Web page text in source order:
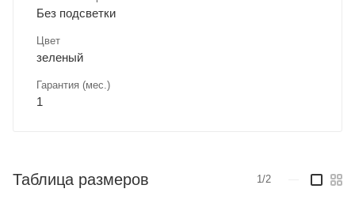
Без подсветки
Цвет
зеленый
Гарантия (мес.)
1
Таблица размеров 1/2